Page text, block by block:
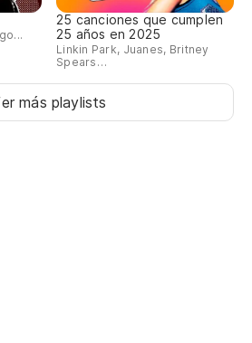
25 canciones que cumplen
25 años en 2025
Linkin Park, Juanes, Britney
Spears…
más playlists